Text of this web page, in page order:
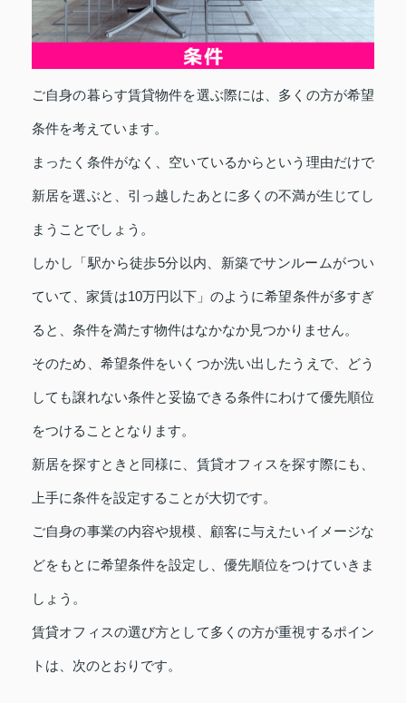
ご自身の暮らす賃貸物件を選ぶ際には、多くの方が希望
条件を考えています。
まったく条件がなく、空いているからという理由だけで
新居を選ぶと、引っ越したあとに多くの不満が生じてし
まうことでしょう。
しかし「駅から徒歩5分以内、新築でサンルームがつい
ていて、家賃は10万円以下」のように希望条件が多すぎ
ると、条件を満たす物件はなかなか見つかりません。
そのため、希望条件をいくつか洗い出したうえで、どう
しても譲れない条件と妥協できる条件にわけて優先順位
をつけることとなります。
新居を探すときと同様に、賃貸オフィスを探す際にも、
上手に条件を設定することが大切です。
ご自身の事業の内容や規模、顧客に与えたいイメージな
どをもとに希望条件を設定し、優先順位をつけていきま
しょう。
賃貸オフィスの選び方として多くの方が重視するポイン
トは、次のとおりです。